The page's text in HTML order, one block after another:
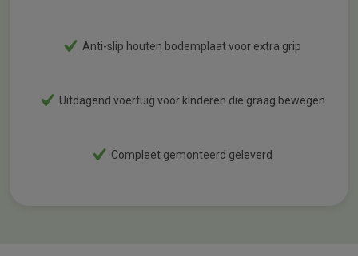
Anti-slip houten bodemplaat voor extra grip
Uitdagend voertuig voor kinderen die graag bewegen
Compleet gemonteerd geleverd